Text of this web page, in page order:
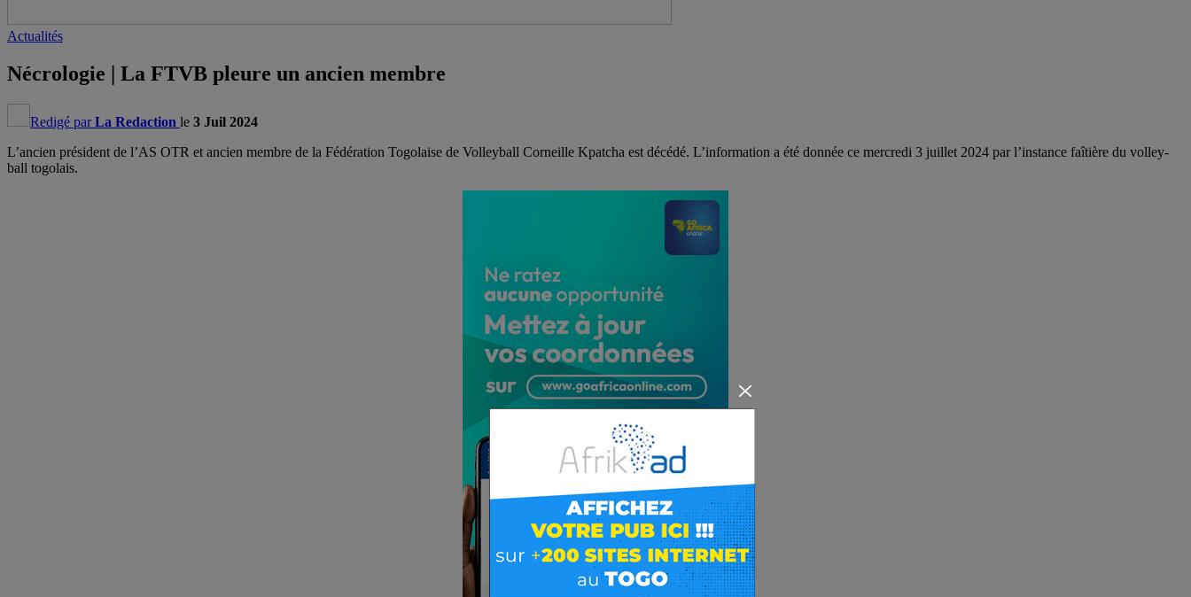
Actualités
Nécrologie | La FTVB pleure un ancien membre
Redigé par La Redaction le 3 Juil 2024
L’ancien président de l’AS OTR et ancien membre de la Fédération Togolaise de Volleyball Corneille Kpatcha est décédé. L’information a été donnée ce mercredi 3 juillet 2024 par l’instance faîtière du volley-
ball togolais.